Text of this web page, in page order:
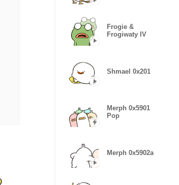
Frogie &
Frogiwaty IV
Shmael 0x201
Merph 0x5901
Pop
Merph 0x5902a